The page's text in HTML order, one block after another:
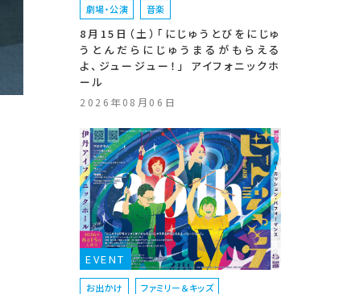
劇場・公演 音楽
8月15日（土）「にじゅうとびをにじゅ
うとんだらにじゅうまるがもらえる
よ、ジュージュー！」 アイフォニックホ
ール
2026年08月06日
EVENT
お出かけ ファミリー＆キッズ